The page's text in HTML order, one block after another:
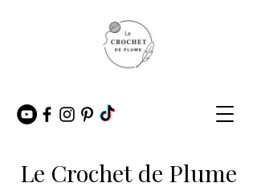
Le Crochet de Plume